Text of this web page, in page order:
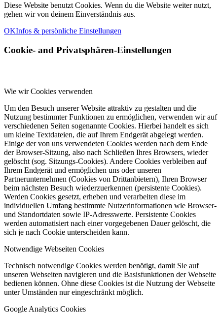
Diese Website benutzt Cookies. Wenn du die Website weiter nutzt,
gehen wir von deinem Einverständnis aus.
OKInfos & persönliche Einstellungen
Cookie- and Privatsphären-Einstellungen
Wie wir Cookies verwenden
Um den Besuch unserer Website attraktiv zu gestalten und die
Nutzung bestimmter Funktionen zu ermöglichen, verwenden wir auf
verschiedenen Seiten sogenannte Cookies. Hierbei handelt es sich
um kleine Textdateien, die auf Ihrem Endgerät abgelegt werden.
Einige der von uns verwendeten Cookies werden nach dem Ende
der Browser-Sitzung, also nach Schließen Ihres Browsers, wieder
gelöscht (sog. Sitzungs-Cookies). Andere Cookies verbleiben auf
Ihrem Endgerät und ermöglichen uns oder unseren
Partnerunternehmen (Cookies von Drittanbietern), Ihren Browser
beim nächsten Besuch wiederzuerkennen (persistente Cookies).
Werden Cookies gesetzt, erheben und verarbeiten diese im
individuellen Umfang bestimmte Nutzerinformationen wie Browser-
und Standortdaten sowie IP-Adresswerte. Persistente Cookies
werden automatisiert nach einer vorgegebenen Dauer gelöscht, die
sich je nach Cookie unterscheiden kann.
Notwendige Webseiten Cookies
Technisch notwendige Cookies werden benötigt, damit Sie auf
unseren Webseiten navigieren und die Basisfunktionen der Webseite
bedienen können. Ohne diese Cookies ist die Nutzung der Webseite
unter Umständen nur eingeschränkt möglich.
Google Analytics Cookies